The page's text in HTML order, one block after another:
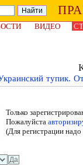
ВИДЕО
тупик.
Только
Пожалуйста
(Для регистрации